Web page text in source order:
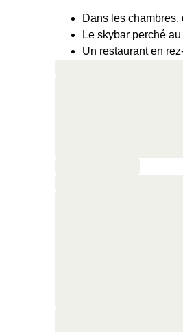
Dans les
Le skybar perché
Un restaurant en